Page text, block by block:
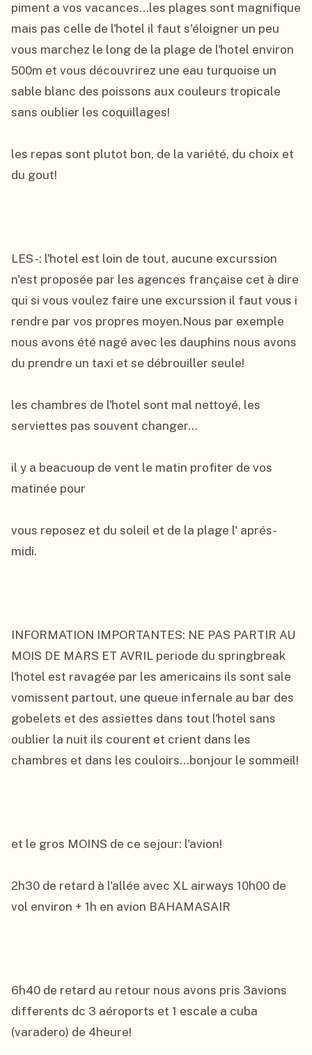
piment a vos vacances...les plages sont magnifique
mais pas celle de l'hotel il faut s'éloigner un peu
vous marchez le long de la plage de l'hotel environ
500m et vous découvrirez une eau turquoise un
sable blanc des poissons aux couleurs tropicale
sans oublier les coquillages!
les repas sont plutot bon, de la variété, du choix et
du gout!
LES -: l'hotel est loin de tout, aucune excurssion
n'est proposée par les agences française cet à dire
qui si vous voulez faire une excurssion il faut vous i
rendre par vos propres moyen.Nous par exemple
nous avons été nagé avec les dauphins nous avons
du prendre un taxi et se débrouiller seule!
les chambres de l'hotel sont mal nettoyé, les
serviettes pas souvent changer...
il y a beacuoup de vent le matin profiter de vos
matinée pour
vous reposez et du soleil et de la plage l' aprés-
midi.
INFORMATION IMPORTANTES: NE PAS PARTIR AU
MOIS DE MARS ET AVRIL periode du springbreak
l'hotel est ravagée par les americains ils sont sale
vomissent partout, une queue infernale au bar des
gobelets et des assiettes dans tout l'hotel sans
oublier la nuit ils courent et crient dans les
chambres et dans les couloirs...bonjour le sommeil!
et le gros MOINS de ce sejour: l'avion!
2h30 de retard à l'allée avec XL airways 10h00 de
vol environ + 1h en avion BAHAMASAIR
6h40 de retard au retour nous avons pris 3avions
differents dc 3 aéroports et 1 escale a cuba
(varadero) de 4heure!